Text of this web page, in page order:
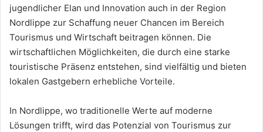
jugendlicher Elan und Innovation auch in der Region
Nordlippe zur Schaffung neuer Chancen im Bereich
Tourismus und Wirtschaft beitragen können. Die
wirtschaftlichen Möglichkeiten, die durch eine starke
touristische Präsenz entstehen, sind vielfältig und bieten
lokalen Gastgebern erhebliche Vorteile.
In Nordlippe, wo traditionelle Werte auf moderne
Lösungen trifft, wird das Potenzial von Tourismus zur